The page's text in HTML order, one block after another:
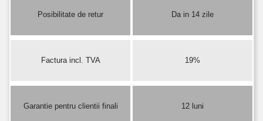
Posibilitate de retur Da in 14 zile
Factura incl. TVA 19%
Garantie pentru clientii finali 12 luni